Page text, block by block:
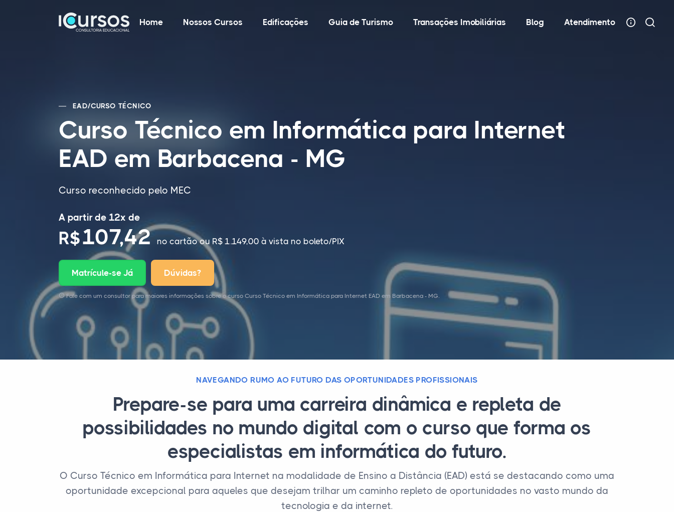
Home Nossos Cursos Edificações Guia de Turismo Transações Imobiliárias Blog Atendimento
EAD/CURSO TÉCNICO
Curso Técnico em Informática para Internet
EAD em Barbacena - MG
Curso reconhecido pelo MEC
A partir de 12x de
R$107,42no cartãoou R$ 1.149,00 à vista no boleto/PIX
Matrícule-se Já Dúvidas?
Fale com um consultor para maiores informações sobre o curso Curso Técnico em Informática para Internet EAD em Barbacena - MG.
NAVEGANDO RUMO AO FUTURO DAS OPORTUNIDADES PROFISSIONAIS
Prepare-se para uma carreira dinâmica e repleta de
possibilidades no mundo digital com o curso que forma os
especialistas em informática do futuro.
O Curso Técnico em Informática para Internet na modalidade de Ensino a Distância (EAD) está se destacando como uma
oportunidade excepcional para aqueles que desejam trilhar um caminho repleto de oportunidades no vasto mundo da
tecnologia e da internet.